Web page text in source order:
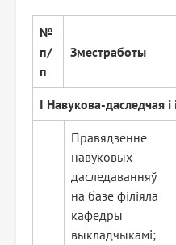
№
п/
п
Зместработы
I Навукова-даследчая
Правядзенне
навуковых
даследаванняў
на базе філіяла
кафедры
выкладчыкамі;